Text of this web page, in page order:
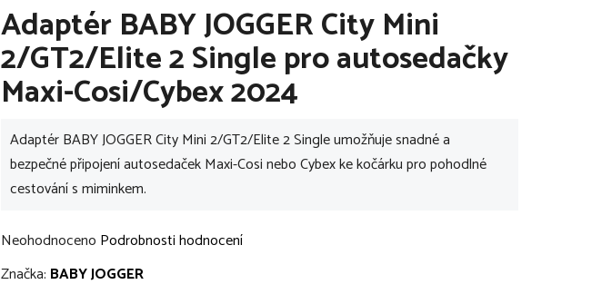
Adaptér BABY JOGGER City Mini
2/GT2/Elite 2 Single pro autosedačky
Maxi-Cosi/Cybex 2024
Adaptér BABY JOGGER City Mini 2/GT2/Elite 2 Single umožňuje snadné a
bezpečné připojení autosedaček Maxi-Cosi nebo Cybex ke kočárku pro pohodlné
cestování s miminkem.
Průměrné
hodnocení
Neohodnoceno Podrobnosti hodnocení
Značka: BABY JOGGER